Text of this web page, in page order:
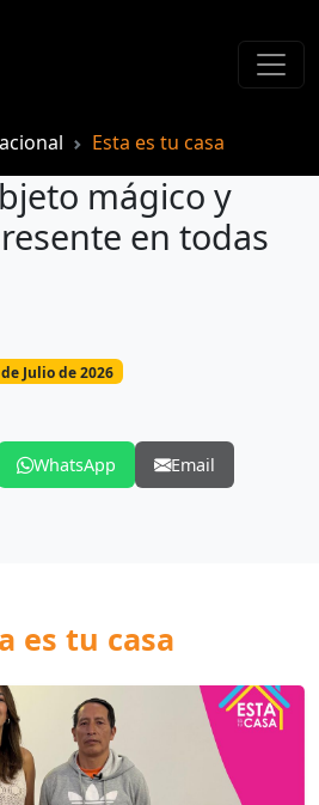
Esta es tu casa
mágico y
en todas
Julio de 2026
WhatsApp Email
es tu casa